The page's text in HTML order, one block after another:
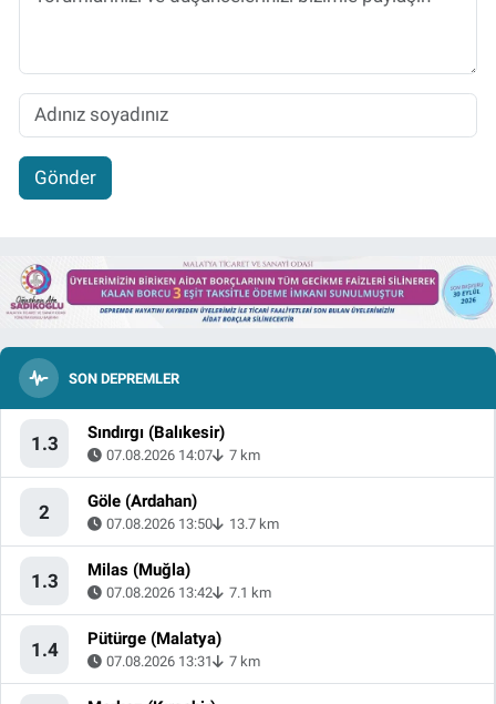
Gönder
SON DEPREMLER
1.3 Sındırgı (Balıkesir)
07.08.2026 14:07 7 km
2 Göle (Ardahan)
07.08.2026 13:50 13.7 km
1.3 Milas (Muğla)
07.08.2026 13:42 7.1 km
1.4 Pütürge (Malatya)
07.08.2026 13:31 7 km